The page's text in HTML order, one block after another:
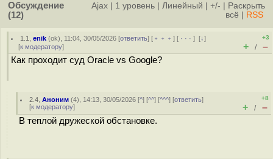
Обсуждение
(12)
Ajax 1 уровень Линейный +/-
Раскрыть
всё
RSS
1.1 ,enik (ok), 11:04, 30/05/2026 [ответить] [ ﹢﹢﹢] [ · · ·][↓]
[к модератору]
+3
+ / –
Как проходит суд Oracle vs Google?
2.4 ,Аноним (4), 14:13, 30/05/2026 [^] [^^] [^^^] [ответить]
[к модератору]
+8
+ / –
В теплой дружеской обстановке.